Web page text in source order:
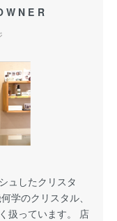
ュしたクリスタ
学のクリスタル、
扱っています。 店